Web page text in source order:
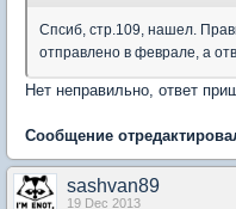
Спсиб, стр.109, нашел.
отправлено в феврале, а
Нет неправильно, ответ
Сообщение
sashvan89
19 Dec 2013